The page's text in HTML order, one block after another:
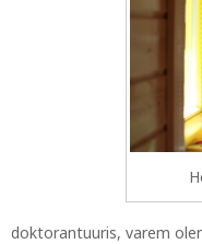
doktorantuuris, varem